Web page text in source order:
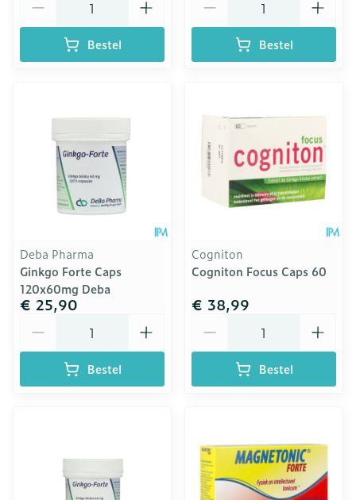
Bestel Bestel
Deba Pharma
Ginkgo Forte Caps
120x60mg Deba
€ 25,90
Bestel
Cogniton
Cogniton Focus Caps 60
€ 38,99
Bestel